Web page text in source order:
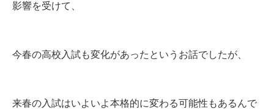
影響を受けて、
今春の高校入試も変化があったというお話でしたが、
来春の入試はいよいよ本格的に変わる可能性もあるんで